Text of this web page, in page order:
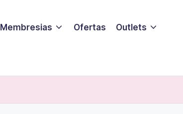
Membresias Ofertas Outlets